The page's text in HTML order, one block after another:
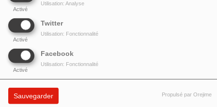
Activé
Utilisation: Analyse
Twitter
Activé
Utilisation: Fonctionnalité
Facebook
Activé
Utilisation: Fonctionnalité
Sauvegarder Propulsé par Orejime
L'ÉTINCELLE DANS LA VILLE # 16 JUIN 2025 -
L'ÉTINCELLE DANS LA VILLE À LA LAITERIE LA
CHAPELLE
Qui l’eût cru, Paris produit ses propres fromages comme dans l’ancien temps !